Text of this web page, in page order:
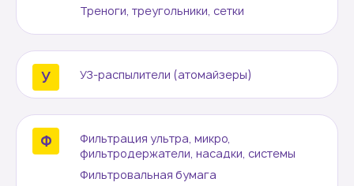
Треноги, треугольники, сетки
УЗ-распылители (атомайзеры)
Фильтрация ультра, микро,
фильтродержатели, насадки, системы
Фильтровальная бумага